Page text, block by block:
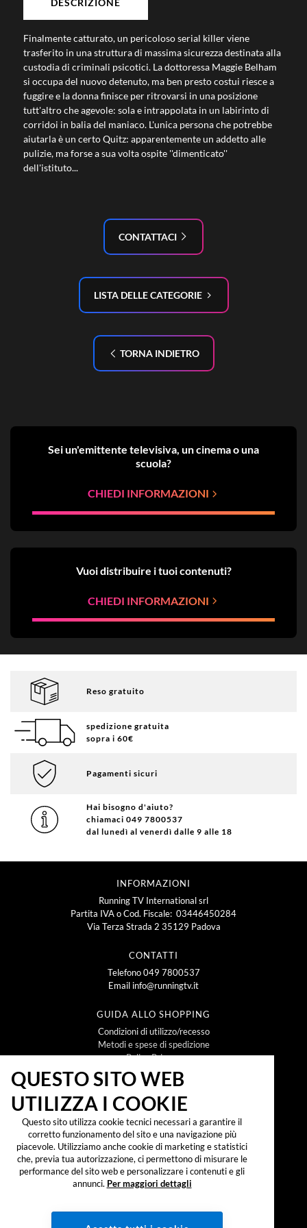
Sei un'emittente televisiva, un cinema o una
scuola?
CHIEDI INFORMAZIONI
Vuoi distribuire i tuoi contenuti?
CHIEDI INFORMAZIONI
Finalmente catturato, un pericoloso serial killer viene
trasferito in una struttura di massima sicurezza destinata alla
custodia di criminali psicotici. La dottoressa Maggie Belham
si occupa del nuovo detenuto, ma ben presto costui riesce a
fuggire e la donna finisce per ritrovarsi in una posizione
tutt'altro che agevole: sola e intrappolata in un labirinto di
corridoi in balia del maniaco. L'unica persona che potrebbe
aiutarla è un certo Quitz: apparentemente un addetto alle
pulizie, ma forse a sua volta ospite ''dimenticato''
dell'istituto...
CONTATTACI
LISTA DELLE CATEGORIE
TORNA INDIETRO
Reso gratuito
spedizione gratuita
sopra i 60€
Pagamenti sicuri
Hai bisogno d'aiuto?
chiamaci 049 7800537
dal lunedì al venerdì dalle 9 alle 18
INFORMAZIONI
Running TV International srl
Partita IVA o Cod. Fiscale: 03446450284
Via Terza Strada 2 35129 Padova
CONTATTI
Telefono049 7800537
Email info@runningtv.it
GUIDA ALLO SHOPPING
Condizioni di utilizzo/recesso
Metodi e spese di spedizione
Policy Privacy
Policy Cookie
NEWSLETTER
Iscrivendomi alla newsletter dichiaro di aver preso
visione dell'
informativa sul trattamento dei dati
personali secondo il reg. UE 2016/679 ("GDPR")
accetto di ricevere promozioni, offerte e
QUESTO SITO WEB
UTILIZZA I COOKIE
Questo sito utilizza cookie tecnici necessari a garantire il
corretto funzionamento del sito e una navigazione più
piacevole. Utilizziamo anche cookie di marketing e statistici
che, previa tua autorizzazione, ci permettono di misurare le
performance del sito web e personalizzare i contenuti e gli
annunci. Per maggiori dettagli